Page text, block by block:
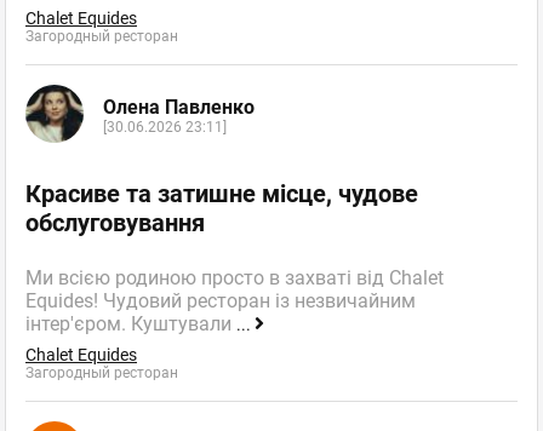
Chalet Equides
Загородный ресторан
Олена Павленко
[30.06.2026 23:11]
Красиве та затишне місце, чудове
обслуговування
Ми всією родиною просто в захваті від Chalet
Equides! Чудовий ресторан із незвичайним
інтер'єром. Куштували ...
Chalet Equides
Загородный ресторан